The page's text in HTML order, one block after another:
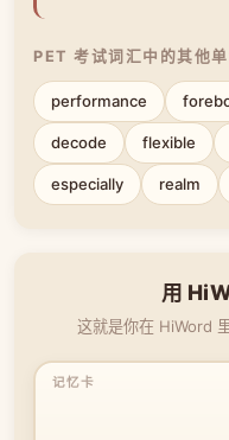
PET 考试词汇中的其他单
performance
decode flexible
especially realm
用
这就是你在 HiWord